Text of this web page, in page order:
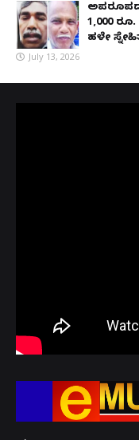
ಅಪರೂಪದ
1,000
ಹಳೇ
July 13, 2026